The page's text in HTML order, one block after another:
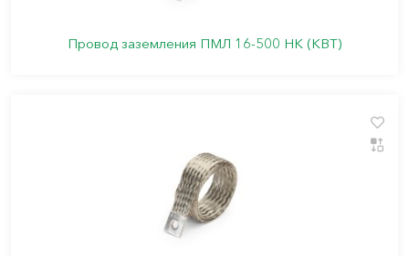
Провод заземления ПМЛ 16-500 НК (КВТ)